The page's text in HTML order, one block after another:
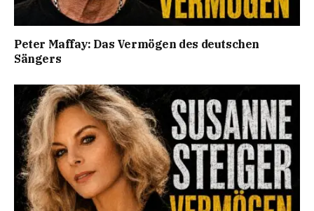
Peter Maffay: Das Vermögen des deutschen
Sängers